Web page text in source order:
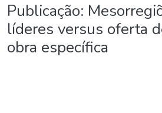
Publicação:
líderes versus oferta
obra específica